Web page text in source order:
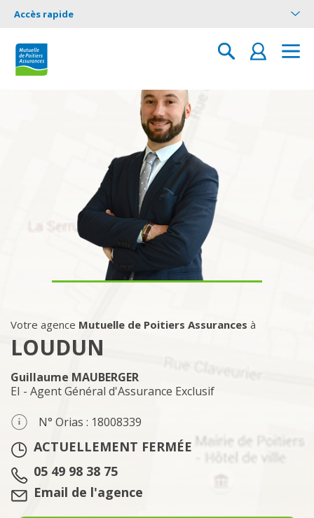
Accès rapide
Votre agence Mutuelle de Poitiers Assurances à
LOUDUN
Guillaume MAUBERGER
EI - Agent Général d'Assurance Exclusif
N° Orias : 18008339
ACTUELLEMENT FERMÉE
Tél. :
05 49 98 38 75
Email :
Email de l'agence